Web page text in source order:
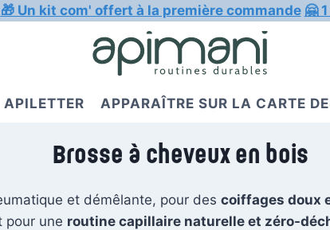
🎁 Un kit com' offert à la première commande 🤗
APILETTER APPARAÎTRE SUR LA CARTE
Brosse à cheveux en bois
et démêlante, pour des coiffages doux
pour une routine capillaire naturelle et zéro-